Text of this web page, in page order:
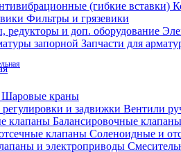
Фильтры и грязевики
Запчасти для
Шаровые краны
Вентили
Балансировочные клапаны
Соленоидные и